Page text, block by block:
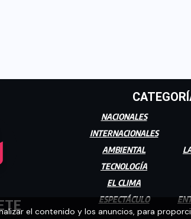
NACIONALES
INTERNACIONALES
AMBIENTAL
TECNOLOGÍA
EL CLIMA
ESPECTÁCULO
el contenido y los anuncios, para